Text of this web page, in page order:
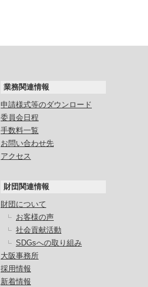
業務関連情報
申請様式等のダウンロード
委員会日程
手数料一覧
お問い合わせ先
アクセス
財団関連情報
財団について
お客様の声
社会貢献活動
SDGsへの取り組み
大阪事務所
採用情報
新着情報